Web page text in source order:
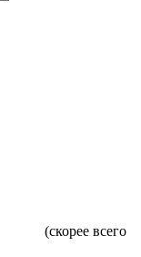
(скорее всего